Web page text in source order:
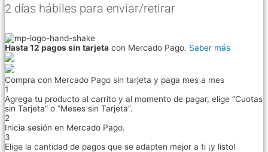
2 días hábiles para enviar/retirar
Hasta 12 pagos sin tarjeta con Mercado Pago. Saber más
Compra con Mercado Pago sin tarjeta y paga mes a mes
1
Agrega tu producto al carrito y al momento de pagar, elige “Cuotas
sin Tarjeta” o “Meses sin Tarjeta”.
2
Inicia sesión en Mercado Pago.
3
Elige la cantidad de pagos que se adapten mejor a ti ¡y listo!